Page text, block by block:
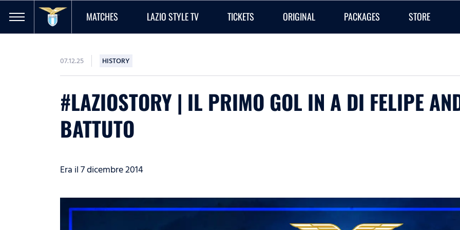
MATCHES LAZIO STYLE TV TICKETS ORIGINAL PACKAGES STORE
07.12.25 HISTORY
#LAZIOSTORY | IL PRIMO GOL IN A DI FELIPE
BATTUTO
Era il 7 dicembre 2014